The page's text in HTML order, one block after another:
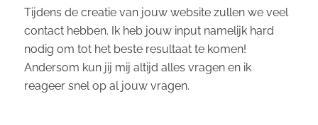
Tijdens de creatie van jouw website zullen we veel
contact hebben. Ik heb jouw input namelijk hard
nodig om tot het beste resultaat te komen!
Andersom kun jij mij altijd alles vragen en ik
reageer snel op al jouw vragen.